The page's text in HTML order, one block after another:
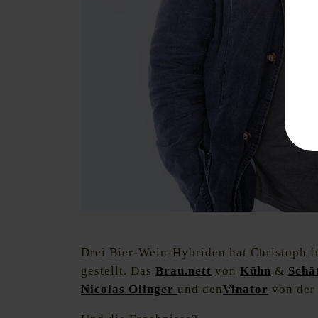
Drei Bier-Wein-Hybriden hat Christoph
gestellt. Das Brau.nett von Kühn &
Nicolas Olinger und denVinator von der